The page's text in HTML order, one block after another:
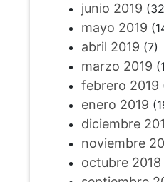
junio 2019
mayo 2019
abril 2019 (7)
marzo 2019
febrero 2019
enero 2019
diciembre
noviembre
octubre 2018